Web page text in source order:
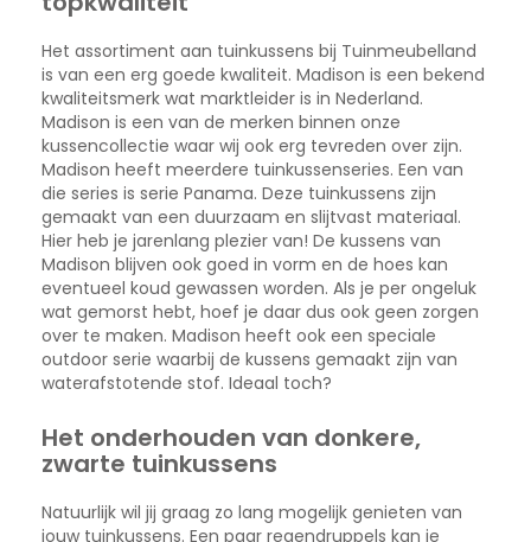
Het assortiment aan tuinkussens bij Tuinmeubelland
is van een erg goede kwaliteit. Madison is een bekend
kwaliteitsmerk wat marktleider is in Nederland.
Madison is een van de merken binnen onze
kussencollectie waar wij ook erg tevreden over zijn.
Madison heeft meerdere tuinkussenseries. Een van
die series is serie Panama. Deze tuinkussens zijn
gemaakt van een duurzaam en slijtvast materiaal.
Hier heb je jarenlang plezier van! De kussens van
Madison blijven ook goed in vorm en de hoes kan
eventueel koud gewassen worden. Als je per ongeluk
wat gemorst hebt, hoef je daar dus ook geen zorgen
over te maken. Madison heeft ook een speciale
outdoor serie waarbij de kussens gemaakt zijn van
waterafstotende stof. Ideaal toch?
Het onderhouden van donkere,
zwarte tuinkussens
Natuurlijk wil jij graag zo lang mogelijk genieten van
jouw tuinkussens. Een paar regendruppels kan je